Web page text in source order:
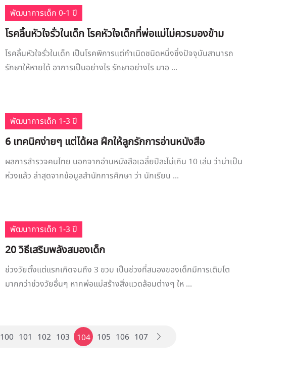
พัฒนาการเด็ก 0-1 ปี
โรคลิ้นหัวใจรั่วในเด็ก โรคหัวใจเด็กที่พ่อแม่ไม่ควรมองข้าม
โรคลิ้นหัวใจรั่วในเด็ก เป็นโรคพิการแต่กำเนิดชนิดหนึ่งซึ่งปัจจุบันสามารถ
รักษาให้หายได้ อาการเป็นอย่างไร รักษาอย่างไร มาอ ...
พัฒนาการเด็ก 1-3 ปี
6 เทคนิคง่ายๆ แต่ได้ผล ฝึกให้ลูกรักการอ่านหนังสือ
ผลการสำรวจคนไทย นอกจากอ่านหนังสือเฉลี่ยปีละไม่เกิน 10 เล่ม ว่าน่าเป็น
ห่วงแล้ว ล่าสุดจากข้อมูลสำนักการศึกษา ว่า นักเรียน ...
พัฒนาการเด็ก 1-3 ปี
20 วิธีเสริมพลังสมองเด็ก
ช่วงวัยตั้งแต่แรกเกิดจนถึง 3 ขวบ เป็นช่วงที่สมองของเด็กมีการเติบโต
มากกว่าช่วงวัยอื่นๆ หากพ่อแม่สร้างสิ่งแวดล้อมต่างๆ ให ...
100 101 102 103 104 105 106 107